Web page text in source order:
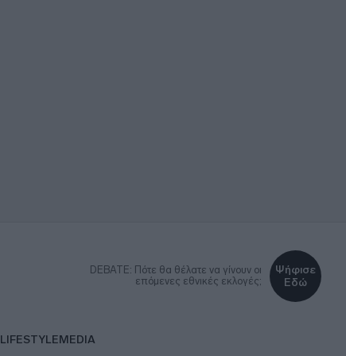
DEBATE: Πότε θα θέλατε να γίνουν οι
επόμενες εθνικές εκλογές;
Ψήφισε
Εδώ
LIFESTYLEMEDIA